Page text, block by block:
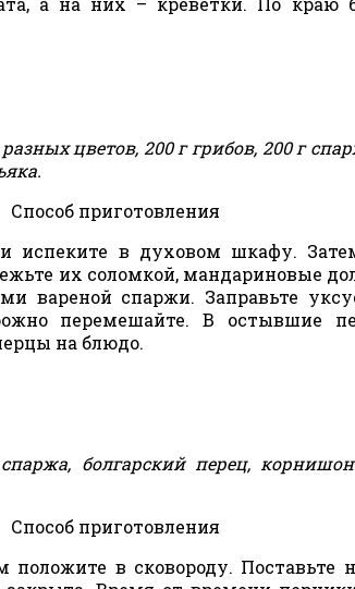
цветов, 200 г грибов, 200 г
Способ приготовления
испеките в духовом шкафу.
их соломкой, мандариновые
вареной спаржи. Заправьте
перемешайте. В остывшие
на блюдо.
болгарский перец,
Способ приготовления
в сковороду. Поставьте